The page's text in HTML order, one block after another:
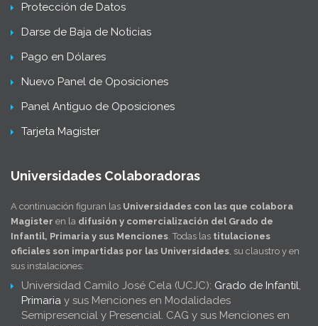
Protección de Datos
Darse de Baja de Noticias
Pago en Dólares
Nuevo Panel de Oposiciones
Panel Antiguo de Oposiciones
Tarjeta Magister
Universidades Colaboradoras
A continuación figuran las Universidades con las que colabora
Magister en la difusión y comercialización del Grado de
Infantil, Primaria y sus Menciones. Todas las titulaciones
oficiales son impartidas por las Universidades, su claustro y en
sus instalaciones:
Universidad Camilo José Cela (UCJC): Grado de Infantil,
Primaria y sus Menciones en Modalidades
Semipresencial y Presencial. CAG y sus Menciones en